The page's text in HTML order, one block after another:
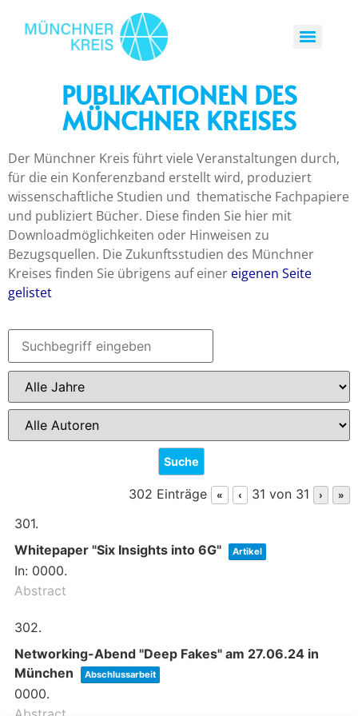
PUBLIKATIONEN DES
MÜNCHNER KREISES
Der Münchner Kreis führt viele Veranstaltungen durch,
für die ein Konferenzband erstellt wird, produziert
wissenschaftliche Studien und thematische Fachpapiere
und publiziert Bücher. Diese finden Sie hier mit
Downloadmöglichkeiten oder Hinweisen zu
Bezugsquellen. Die Zukunftsstudien des Münchner
Kreises finden Sie übrigens auf einer eigenen Seite
gelistet
302 Einträge « ‹ 31 von 31 › »
301.
Whitepaper "Six Insights into 6G"
Artikel
In: 0000.
Abstract
302.
Networking-Abend "Deep Fakes" am 27.06.24 in
München
Abschlussarbeit
0000.